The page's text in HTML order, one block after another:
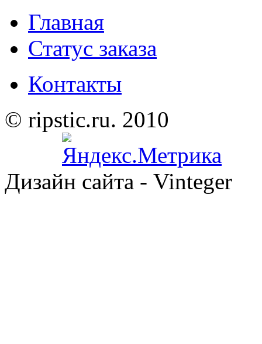
Главная
Статус заказа
Контакты
© ripstic.ru. 2010
Дизайн сайта - Vinteger